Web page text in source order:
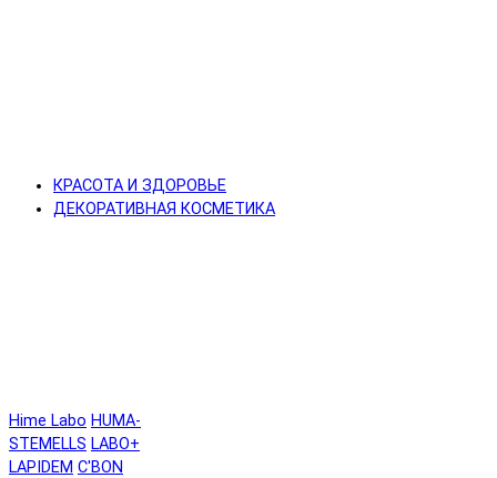
КРАСОТА И ЗДОРОВЬЕ
ДЕКОРАТИВНАЯ КОСМЕТИКА
Hime Labo HUMA-
STEMELLS LABO+
LAPIDEM C'BON